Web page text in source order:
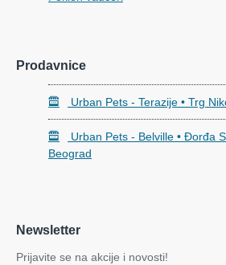
Prodavnice
Urban Pets - Terazije • Trg
Urban Pets - Belville • Đorđa
Beograd
Newsletter
Prijavite se na akcije i novosti!